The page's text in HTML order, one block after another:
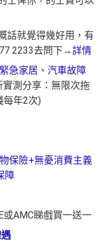
話就覺得幾好用，有
2233去問下→詳情
急家居、汽車故障
實測分享：無限次拖
每年2次)
保險+無憂消費主義
障
或AMC睇戲買一送一